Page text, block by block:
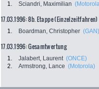
1. Sciandri, Maximilian
17.03.1996: 8b. Etappe (Einzelzeitfahren)
1. Boardman, Christopher (GAN)
17.03.1996: Gesamtwertung
1. Jalabert, Laurent (ONCE)
2.
Armstrong, Lance (Motorola)